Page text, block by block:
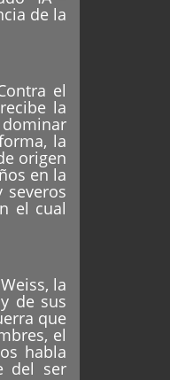
de la
el
la
dominar
la
origen
en la
el cual
la
de sus
que
el
habla
del ser